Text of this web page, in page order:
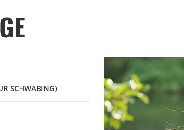
SCHWABING)